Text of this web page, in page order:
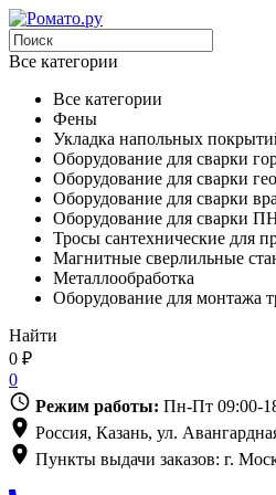
Все категории
Все категории
Фены
Укладка напольных
Оборудование для сварки
Оборудование для сварки
Оборудование для сварки
Оборудование для сварки
Тросы сантехнические для
Магнитные сверлильные
Металлообработка
Оборудование для монтажа
Найти
0 ₽
0
Режим работы: Пн-Пт 09:00-
Россия, Казань, ул.
Пункты выдачи заказов: г.